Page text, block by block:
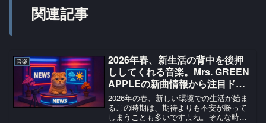
関連記事
音楽
2026年春、新生活の背中を後押
ししてくれる音楽。Mrs. GREEN
APPLEの新曲情報から注目ドラ
マまで
2026年の春、新しい環境での生活が始ま
るこの時期は、期待よりも不安が勝って
しまうことも多いですよね。そんな時、